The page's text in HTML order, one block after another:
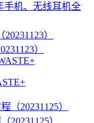
手机、无线耳机全
）
20231125）